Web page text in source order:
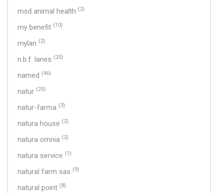
msd animal health (2)
my benefit (10)
mylan (2)
n.b.f. lanes (25)
named (46)
natur (25)
natur-farma (3)
natura house (2)
natura omnia (2)
natura service (1)
natural farm sas (9)
natural point (8)